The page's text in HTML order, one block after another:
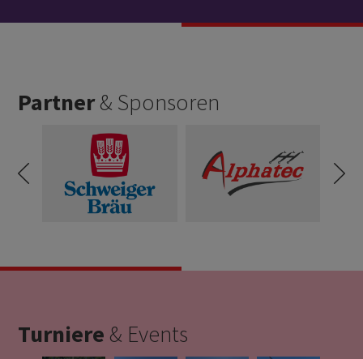
Partner& Sponsoren
Turniere & Events